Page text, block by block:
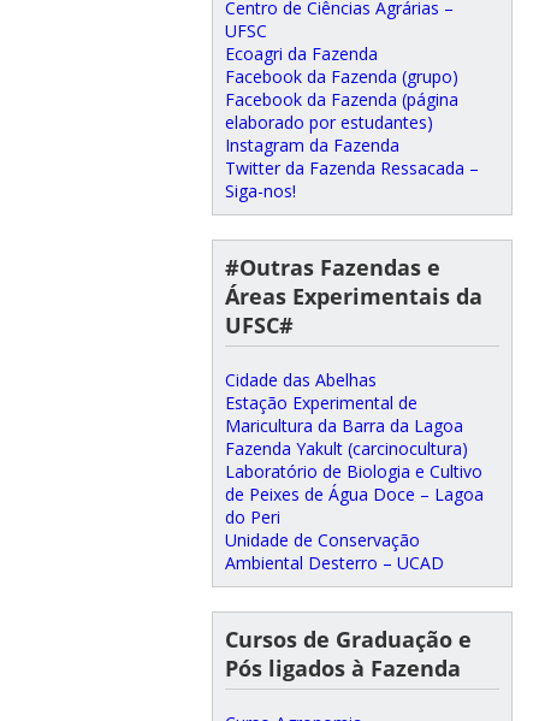
Centro de Ciências Agrárias –
UFSC
Ecoagri da Fazenda
Facebook da Fazenda (grupo)
Facebook da Fazenda (página
elaborado por estudantes)
Instagram da Fazenda
Twitter da Fazenda Ressacada –
Siga-nos!
#Outras Fazendas e
Áreas Experimentais da
UFSC#
Cidade das Abelhas
Estação Experimental de
Maricultura da Barra da Lagoa
Fazenda Yakult (carcinocultura)
Laboratório de Biologia e Cultivo
de Peixes de Água Doce – Lagoa
do Peri
Unidade de Conservação
Ambiental Desterro – UCAD
Cursos de Graduação e
Pós ligados à Fazenda